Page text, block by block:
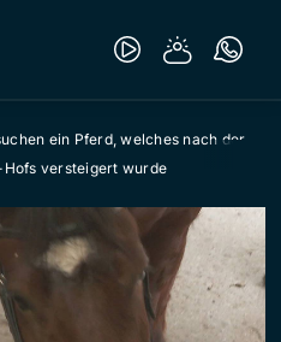
ein Pferd, welches nach der
Hofs versteigert wurde